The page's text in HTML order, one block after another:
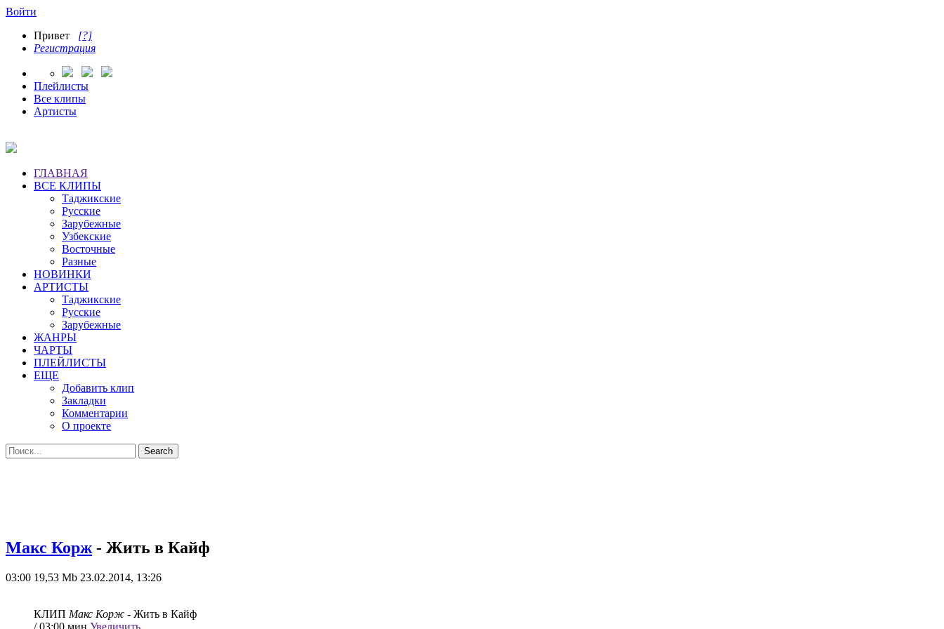
Войти
Привет [?]
Регистрация
Плейлисты
Все клипы
Артисты
ГЛАВНАЯ
ВСЕ КЛИПЫ
Таджикские
Русские
Зарубежные
Узбекские
Восточные
Разные
НОВИНКИ
АРТИСТЫ
Таджикские
Русские
Зарубежные
ЖАНРЫ
ЧАРТЫ
ПЛЕЙЛИСТЫ
ЕЩЕ
Добавить клип
Закладки
Комментарии
О проекте
Макс Корж - Жить в Кайф
03:00 19,53 Mb 23.02.2014, 13:26
КЛИП Макс Корж - Жить в Кайф
/ 03:00 мин Увеличить